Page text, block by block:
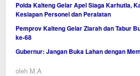
Polda Kalteng Gelar Apel Siaga Karhutla,
Kesiapan Personel dan Peralatan
Pemprov Kalteng Gelar Ziarah dan Tabur
ke-68
Gubernur: Jangan Buka Lahan dengan
oleh M.A